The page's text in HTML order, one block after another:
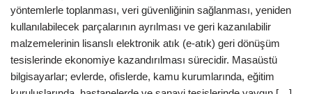
yöntemlerle toplanması, veri güvenliğinin sağlanması, yeniden
kullanılabilecek parçalarının ayrılması ve geri kazanılabilir
malzemelerinin lisanslı elektronik atık (e-atık) geri dönüşüm
tesislerinde ekonomiye kazandırılması sürecidir. Masaüstü
bilgisayarlar; evlerde, ofislerde, kamu kurumlarında, eğitim